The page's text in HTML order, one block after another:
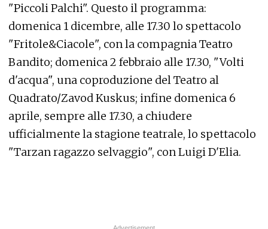
"Piccoli Palchi". Questo il programma:
domenica 1 dicembre, alle 17.30 lo spettacolo
"Fritole&Ciacole", con la compagnia Teatro
Bandito; domenica 2 febbraio alle 17.30, "Volti
d'acqua", una coproduzione del Teatro al
Quadrato/Zavod Kuskus; infine domenica 6
aprile, sempre alle 17.30, a chiudere
ufficialmente la stagione teatrale, lo spettacolo
"Tarzan ragazzo selvaggio", con Luigi D'Elia.